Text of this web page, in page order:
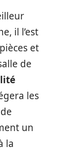
il l’est
et
de
les
un
la